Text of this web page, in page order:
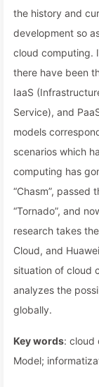
the history and
development so
cloud computing.
there have been
IaaS
Service), and
models
scenarios which
computing has
“Chasm”, passed
“Tornado”, and
research takes
Cloud, and
situation of cloud
analyzes the
globally.
Key words: cloud
Model;